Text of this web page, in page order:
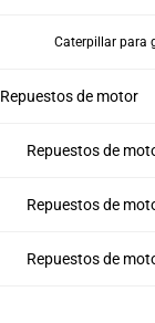
Caterpillar para
Repuestos de motor
Repuestos de
Repuestos de
Repuestos de